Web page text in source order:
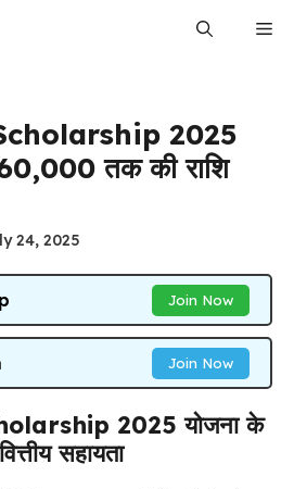
2025
तक की राशि
24, 2025
Join Now
Join Now
2025 योजना के
सहायता